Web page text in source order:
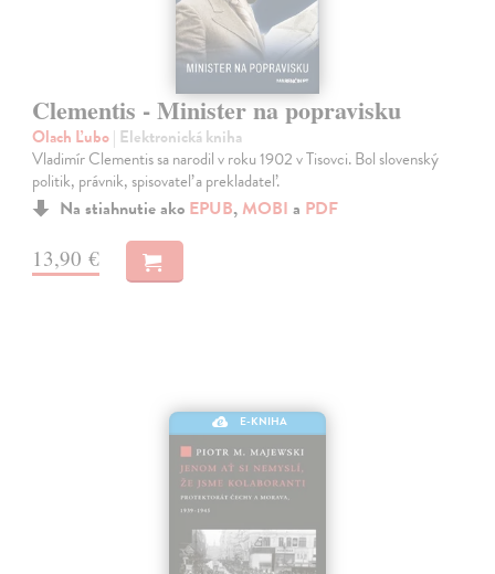
Clementis - Minister na popravisku
Olach Ľubo| Elektronická kniha
Vladimír Clementis sa narodil v roku 1902 v Tisovci. Bol slovenský
politik, právnik, spisovateľ a prekladateľ.
Na stiahnutie ako EPUB, MOBI a PDF
13,90 €
E-KNIHA